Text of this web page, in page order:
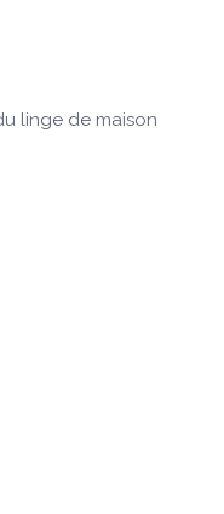
linge de maison